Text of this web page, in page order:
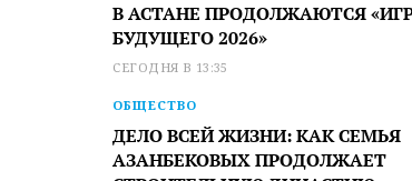
В АСТАНЕ ПРОДОЛЖАЮТСЯ
БУДУЩЕГО 2026»
СЕГОДНЯ В 13:35
ОБЩЕСТВО
ДЕЛО ВСЕЙ ЖИЗНИ: КАК СЕМЬЯ
АЗАНБЕКОВЫХ ПРОДОЛЖАЕТ